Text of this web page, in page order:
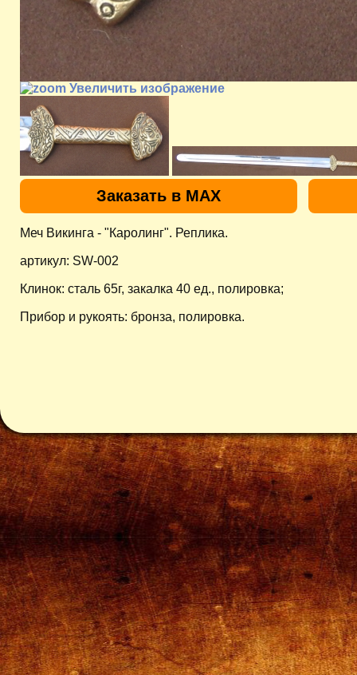
Увеличить изображение
Заказать в MAX
Меч Викинга - "Каролинг". Реплика.
артикул: SW-002
Клинок: сталь 65г, закалка 40 ед., полировка;
Прибор и рукоять: бронза, полировка.